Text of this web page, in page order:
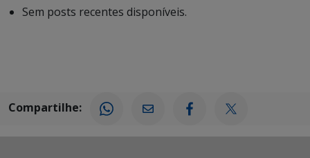
Sem posts recentes disponíveis.
Compartilhe: